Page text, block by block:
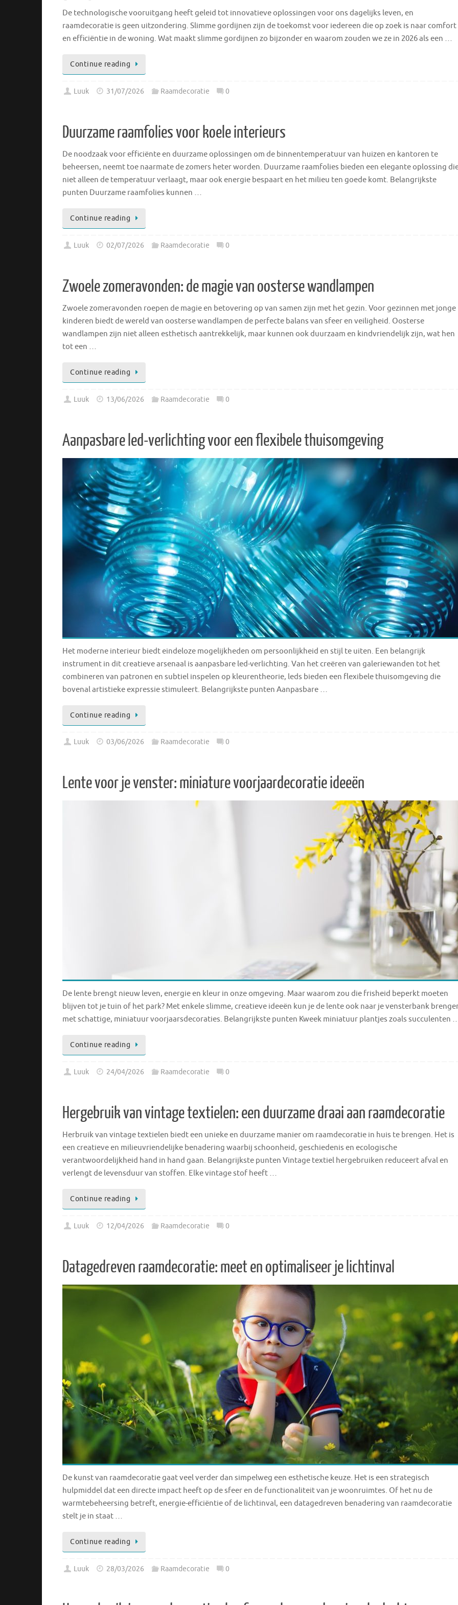
De technologische vooruitgang heeft geleid tot innovatieve oplossingen voor ons dagelijks leven, en
raamdecoratie is geen uitzondering. Slimme gordijnen zijn de toekomst voor iedereen die op zoek is naar comfort
en efficiëntie in de woning. Wat maakt slimme gordijnen zo bijzonder en waarom zouden we ze in 2026 als een …
Continue reading
Luuk 31/07/2026 Raamdecoratie 0
Duurzame raamfolies voor koele interieurs
De noodzaak voor efficiënte en duurzame oplossingen om de binnentemperatuur van huizen en kantoren te
beheersen, neemt toe naarmate de zomers heter worden. Duurzame raamfolies bieden een elegante oplossing
niet alleen de temperatuur verlaagt, maar ook energie bespaart en het milieu ten goede komt. Belangrijkste
punten Duurzame raamfolies kunnen …
Continue reading
Luuk 02/07/2026 Raamdecoratie 0
Zwoele zomeravonden: de magie van oosterse wandlampen
Zwoele zomeravonden roepen de magie en betovering op van samen zijn met het gezin. Voor gezinnen met jonge
kinderen biedt de wereld van oosterse wandlampen de perfecte balans van sfeer en veiligheid. Oosterse
wandlampen zijn niet alleen esthetisch aantrekkelijk, maar kunnen ook duurzaam en kindvriendelijk zijn, wat hen
tot een …
Continue reading
Luuk 13/06/2026 Raamdecoratie 0
Aanpasbare led-verlichting voor een flexibele thuisomgeving
Het moderne interieur biedt eindeloze mogelijkheden om persoonlijkheid en stijl te uiten. Een belangrijk
instrument in dit creatieve arsenaal is aanpasbare led-verlichting. Van het creëren van galeriewanden tot het
combineren van patronen en subtiel inspelen op kleurentheorie, leds bieden een flexibele thuisomgeving die
bovenal artistieke expressie stimuleert. Belangrijkste punten Aanpasbare …
Continue reading
Luuk 03/06/2026 Raamdecoratie 0
Lente voor je venster: miniature voorjaardecoratie ideeën
De lente brengt nieuw leven, energie en kleur in onze omgeving. Maar waarom zou die frisheid beperkt moeten
blijven tot je tuin of het park? Met enkele slimme, creatieve ideeën kun je de lente ook naar je vensterbank
met schattige, miniatuur voorjaarsdecoraties. Belangrijkste punten Kweek miniatuur plantjes zoals succulenten
Continue reading
Luuk 24/04/2026 Raamdecoratie 0
Hergebruik van vintage textielen: een duurzame draai aan raamdecoratie
Herbruik van vintage textielen biedt een unieke en duurzame manier om raamdecoratie in huis te brengen. Het is
een creatieve en milieuvriendelijke benadering waarbij schoonheid, geschiedenis en ecologische
verantwoordelijkheid hand in hand gaan. Belangrijkste punten Vintage textiel hergebruiken reduceert afval en
verlengt de levensduur van stoffen. Elke vintage stof heeft …
Continue reading
Luuk 12/04/2026 Raamdecoratie 0
Datagedreven raamdecoratie: meet en optimaliseer je lichtinval
De kunst van raamdecoratie gaat veel verder dan simpelweg een esthetische keuze. Het is een strategisch
hulpmiddel dat een directe impact heeft op de sfeer en de functionaliteit van je woonruimtes. Of het nu de
warmtebeheersing betreft, energie-efficiëntie of de lichtinval, een datagedreven benadering van raamdecoratie
stelt je in staat …
Continue reading
Luuk 28/03/2026 Raamdecoratie 0